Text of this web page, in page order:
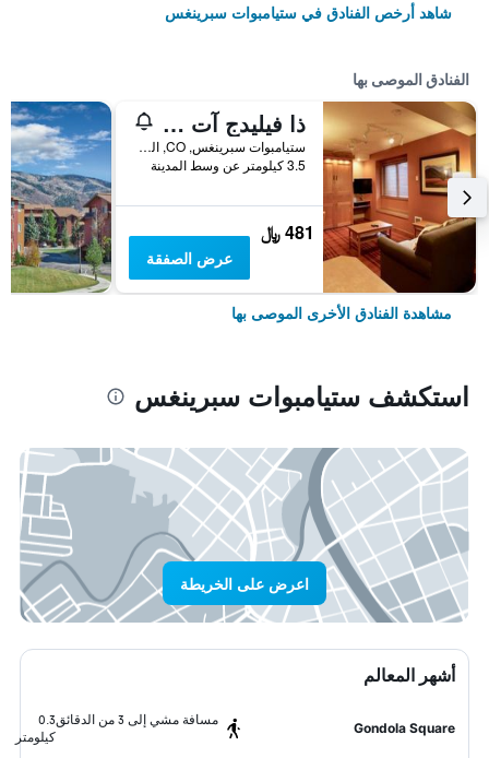
شاهد أرخص الفنادق في ستيامبوات سبرينغس
الفنادق الموصى بها
ذا فيليدج آت ستيمبوت
ستيامبوات سبرينغس, CO, الولايات المتحدة الأميريكية
3.5 كيلومتر عن وسط المدينة
481 ﷼
عرض الصفقة
مشاهدة الفنادق الأخرى الموصى بها
استكشف ستيامبوات سبرينغس
اعرض على الخريطة
أشهر المعالم
Gondola Square
مسافة مشي إلى 3 من الدقائق
0.3
كيلومتر